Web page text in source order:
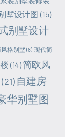
墅设计图 (15)
别墅设计
格别墅(8) 现代简
(14)简欧风
(21) 自建房
华别墅图